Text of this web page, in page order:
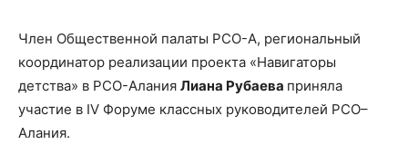
Член Общественной палаты РСО-А, региональный
координатор реализации проекта «Навигаторы
детства» в РСО-Алания Лиана Рубаева приняла
участие в IV Форуме классных руководителей РСО–
Алания.